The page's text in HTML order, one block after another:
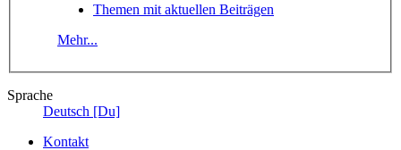
Themen mit aktuellen Beiträgen
Mehr...
Sprache
Deutsch [Du]
Kontakt